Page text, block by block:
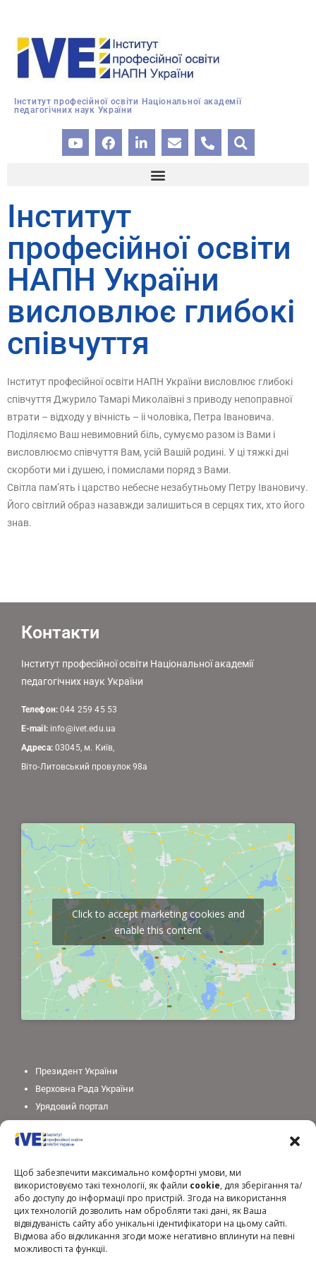
Щоб забезпечити максимально комфортні умови, ми
використовуємо такі технології, як файли cookie, для зберігання та/
або доступу до інформації про пристрій. Згода на використання
цих технологій дозволить нам обробляти такі дані, як Ваша
відвідуваність сайту або унікальні ідентифікатори на цьому сайті.
Відмова або відкликання згоди може негативно вплинути на певні
можливості та функції.
Інститут професійної освіти Національної академії
педагогічних наук України
Інститут
професійної освіти
НАПН України
висловлює глибокі
співчуття
Інститут професійної освіти НАПН України висловлює глибокі
співчуття Джурило Тамарі Миколаївні з приводу непоправної
втрати – відходу у вічність – іі чоловіка, Петра Івановича.
Поділяємо Ваш невимовний біль, сумуємо разом із Вами і
висловлюємо співчуття Вам, усій Вашій родині. У ці тяжкі дні
скорботи ми і душею, і помислами поряд з Вами.
Світла пам’ять і царство небесне незабутньому Петру Івановичу.
Його світлий образ назавжди залишиться в серцях тих, хто його
знав.
Контакти
Інститут професійної освіти Національної академії
педагогічних наук України
Телефон:044 259 45 53
E-mail: info@ivet.edu.ua
Адреса:03045, м. Київ,
Віто-Литовський провулок 98а
Click to accept marketing cookies and
enable this content
Президент України
Верховна Рада України
Урядовий портал
Міністерство освіти і науки України